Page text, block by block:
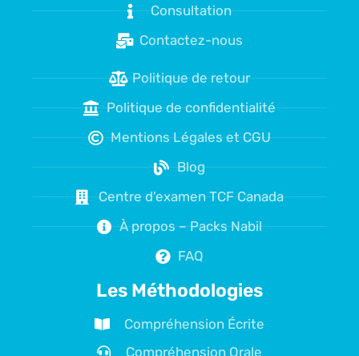
Consultation
Contactez-nous
Politique de retour
Politique de confidentialité
Mentions Légales et CGU
Blog
Centre d'examen TCF Canada
À propos – Packs Nabil
FAQ
Les Méthodologies
Compréhension Écrite
Compréhension Orale